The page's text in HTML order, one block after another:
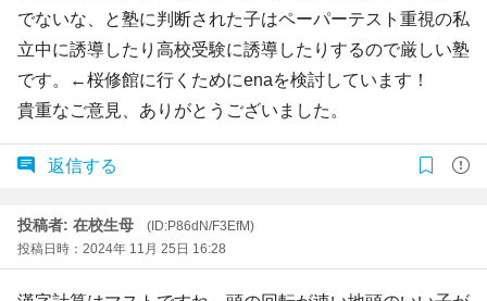
でないな、と塾に判断された子はペーパーテスト重視の私
立中に誘導したり高校受験に誘導したりするので厳しい塾
です。←桜修館に行くためにenaを検討しています！
貴重なご意見、ありがとうございました。
返信する
投稿者: 在校生母
(ID:P86dN/F3EfM)
投稿日時：2024年 11月 25日 16:28